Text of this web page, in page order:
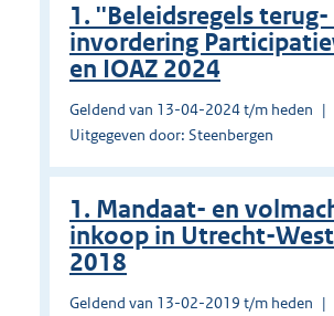
1. ''Beleidsregels terug-
invordering
en IOAZ 2024
Geldend van 13-04-2024 t/m heden
Uitgegeven door: Steenbergen
1. Mandaat- en
inkoop in Utrecht-
2018
Geldend van 13-02-2019 t/m heden